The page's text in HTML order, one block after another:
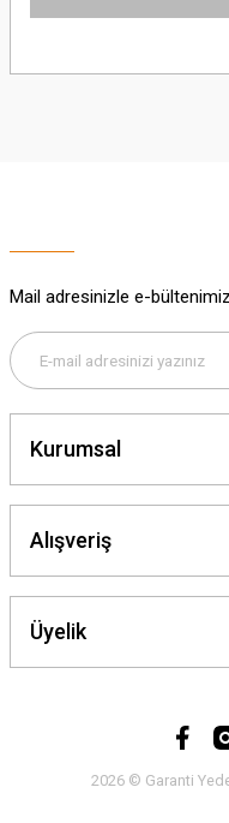
Mail adresinizle e-
Kurumsal
Alışveriş
Üyelik
2026 © Garanti